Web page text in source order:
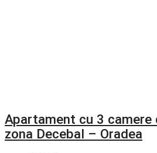
Apartament cu 3 camere
zona Decebal – Oradea